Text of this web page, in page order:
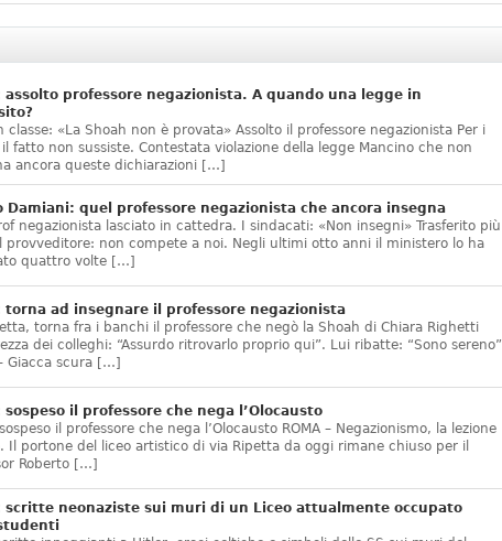
assolto professore negazionista. A quando una legge in
classe: «La Shoah non è provata» Assolto il professore negazionista Per i
fatto non sussiste. Contestata violazione della legge Mancino che non
ancora queste dichiarazioni […]
Damiani: quel professore negazionista che ancora insegna
negazionista lasciato in cattedra. I sindacati: «Non insegni» Trasferito più
provveditore: non compete a noi. Negli ultimi otto anni il ministero lo ha
quattro volte […]
torna ad insegnare il professore negazionista
torna fra i banchi il professore che negò la Shoah di Chiara Righetti
dei colleghi: “Assurdo ritrovarlo proprio qui”. Lui ribatte: “Sono sereno”
Giacca scura […]
sospeso il professore che nega l’Olocausto
il professore che nega l’Olocausto ROMA – Negazionismo, la lezione
Il portone del liceo artistico di via Ripetta da oggi rimane chiuso per il
Roberto […]
scritte neonaziste sui muri di un Liceo attualmente occupato